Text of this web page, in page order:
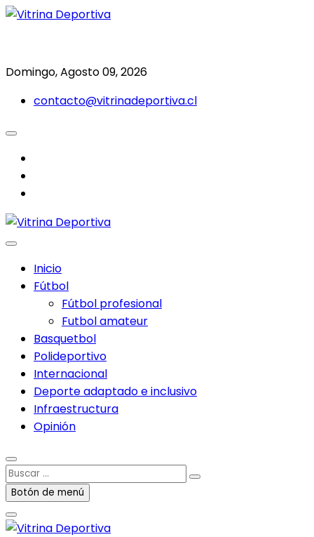
Saltar
Domingo, Agosto 09, 2026
contacto@vitrinadeportiva.cl
Inicio
Fútbol
Fútbol profesional
Futbol amateur
Basquetbol
Polideportivo
Internacional
Deporte adaptado e inclusivo
Infraestructura
Opinión
Buscar
…Botón de menú